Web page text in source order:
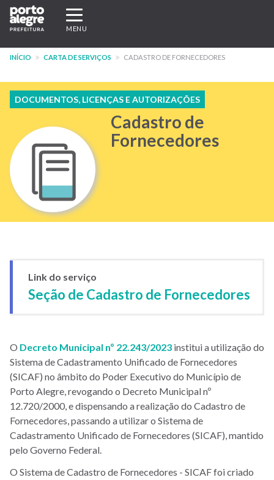
Pular
para
conteúdo
Expandir/recolher
navegação
MENU
INÍCIO CARTA DE SERVIÇOS CADASTRO DE FORNECEDORES
DOCUMENTOS, LICENÇAS E AUTORIZAÇÕES
Cadastro de
Fornecedores
Link do serviço
Seção de Cadastro de Fornecedores
O Decreto Municipal nº 22.243/2023 institui a utilização do
Sistema de Cadastramento Unificado de Fornecedores
(SICAF) no âmbito do Poder Executivo do Município de
Porto Alegre, revogando o Decreto Municipal nº
12.720/2000, e dispensando a realização do Cadastro de
Fornecedores, passando a utilizar o Sistema de
Cadastramento Unificado de Fornecedores (SICAF), mantido
pelo Governo Federal.
O Sistema de Cadastro de Fornecedores - SICAF foi criado